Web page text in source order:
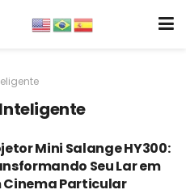
Mini Salange HY300:
Seu Lar em
Cinema Particular